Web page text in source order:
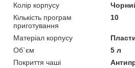
Колір корпусу
Кількість програм
приготування
10
Матеріал корпусу
Об`єм
5 л
Покриття чаші